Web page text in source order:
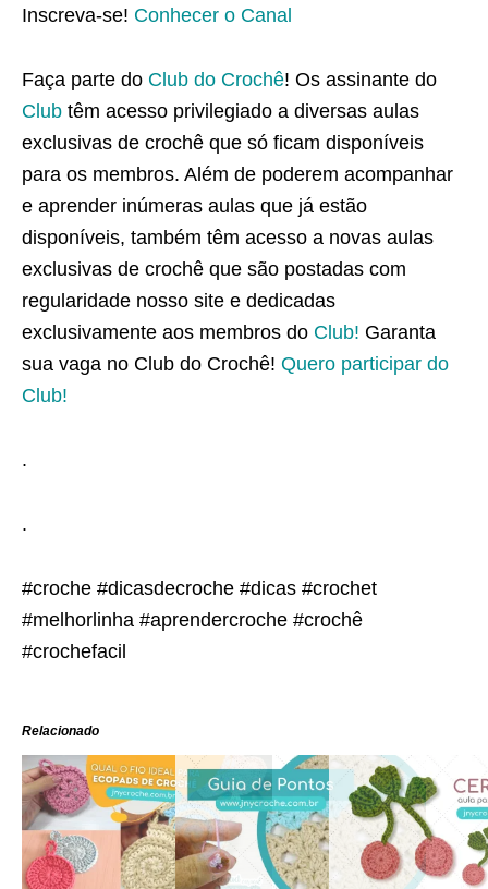
Inscreva-se! Conhecer o Canal
Faça parte do Club do Crochê! Os assinante do
Club têm acesso privilegiado a diversas aulas
exclusivas de crochê que só ficam disponíveis
para os membros. Além de poderem acompanhar
e aprender inúmeras aulas que já estão
disponíveis, também têm acesso a novas aulas
exclusivas de crochê que são postadas com
regularidade nosso site e dedicadas
exclusivamente aos membros do Club! Garanta
sua vaga no Club do Crochê! Quero participar do
Club!
.
.
#croche #dicasdecroche #dicas #crochet
#melhorlinha #aprendercroche #crochê
#crochefacil
Relacionado